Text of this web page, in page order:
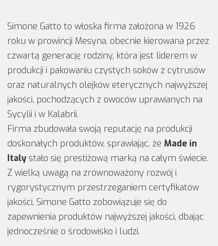
Simone Gatto to włoska firma założona w 1926
roku w prowincji Mesyna, obecnie kierowana przez
czwartą generację rodziny, która jest liderem w
produkcji i pakowaniu czystych soków z cytrusów
oraz naturalnych olejków eterycznych najwyższej
jakości, pochodzących z owoców uprawianych na
Sycylii i w Kalabrii.
Firma zbudowała swoją reputację na produkcji
doskonałych produktów, sprawiając, że Made in
Italy stało się prestiżową marką na całym świecie.
Z wielką uwagą na zrównoważony rozwój i
rygorystycznym przestrzeganiem certyfikatów
jakości, Simone Gatto zobowiązuje się do
zapewnienia produktów najwyższej jakości, dbając
jednocześnie o środowisko i ludzi.